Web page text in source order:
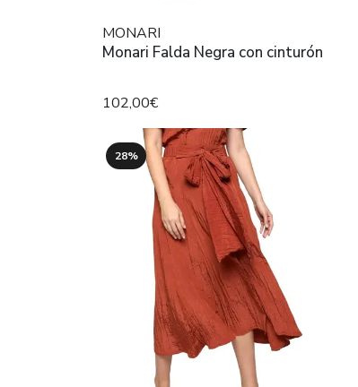
MONARI
Monari Falda Negra con cinturón
102,00€
28%